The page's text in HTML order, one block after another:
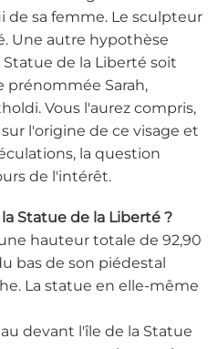
de sa femme. Le sculpteur
Une autre hypothèse
de la Liberté soit
prénommée Sarah,
Vous l'aurez compris,
l'origine de ce visage et
la question
de l'intérêt.
Statue de la Liberté ?
hauteur totale de 92,90
bas de son piédestal
La statue en elle-même
devant l'île de la Statue